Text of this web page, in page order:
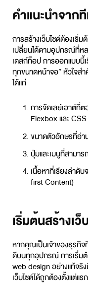
คำแนะนำจาก
การสร้างเว็บไซต์ต้องเริ่
เปลี่ยนได้ตามอุปกรณ์ที่ห
เดสก์ท็อป การออกแบบนี้
ทุกขนาดหน้าจอ” หัวใจ
ได้แก่
การจัดเลย์เอาต์ที่
Flexbox และ
ขนาดตัวอักษรที่อ่า
ปุ่มและเมนูที่สามา
เนื้อหาที่เรียงลำ
first Content)
เริ่มต้นสร้างเ
หากคุณเป็นเจ้าของธุรกิจ
ดีบนทุกอุปกรณ์ การเริ่ม
web designอย่างแท้จริ
เว็บไซต์ได้ถูกต้องตั้งแต่แ